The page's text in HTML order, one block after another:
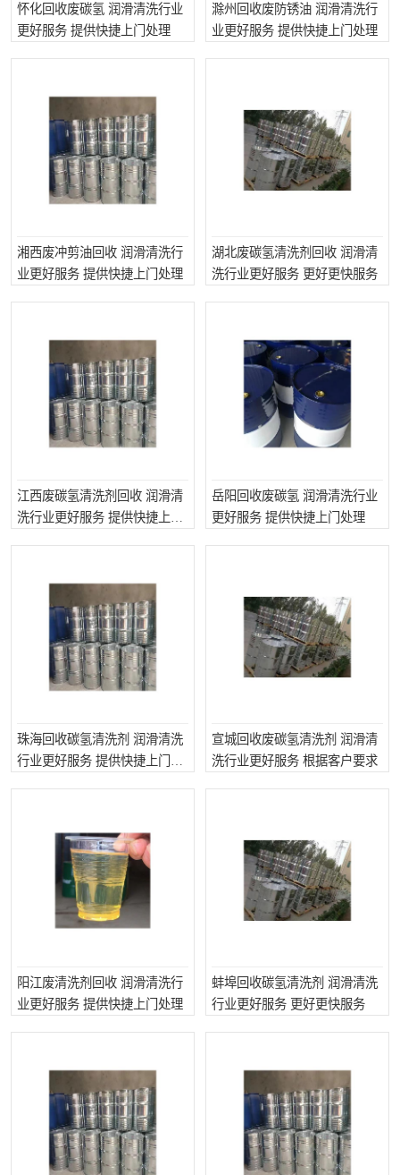
怀化回收废碳氢 润滑清洗行业
更好服务 提供快捷上门处理
滁州回收废防锈油 润滑清洗行
业更好服务 提供快捷上门处理
湘西废冲剪油回收 润滑清洗行
业更好服务 提供快捷上门处理
湖北废碳氢清洗剂回收 润滑清
洗行业更好服务 更好更快服务
江西废碳氢清洗剂回收 润滑清
洗行业更好服务 提供快捷上门
岳阳回收废碳氢 润滑清洗行业
更好服务 提供快捷上门处理
珠海回收碳氢清洗剂 润滑清洗
行业更好服务 提供快捷上门处
宣城回收废碳氢清洗剂 润滑清
洗行业更好服务 根据客户要求
阳江废清洗剂回收 润滑清洗行
业更好服务 提供快捷上门处理
蚌埠回收碳氢清洗剂 润滑清洗
行业更好服务 更好更快服务